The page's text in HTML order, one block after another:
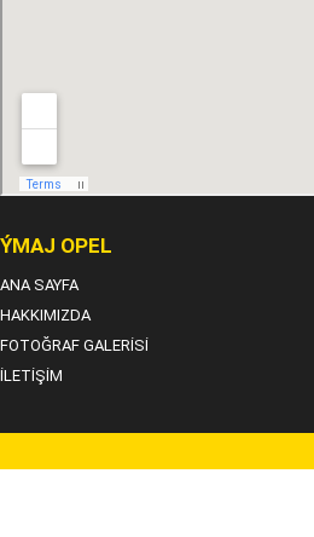
ÝMAJ OPEL
ANA SAYFA
HAKKIMIZDA
FOTOĞRAF GALERİSİ
İLETİŞİM